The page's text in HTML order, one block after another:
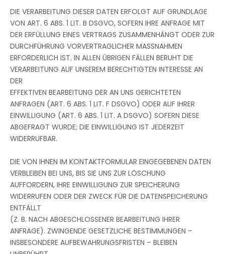
DIE VERARBEITUNG DIESER DATEN ERFOLGT AUF GRUNDLAGE
VON ART. 6 ABS. 1 LIT. B DSGVO, SOFERN IHRE ANFRAGE MIT
DER ERFÜLLUNG EINES VERTRAGS ZUSAMMENHÄNGT ODER ZUR
DURCHFÜHRUNG VORVERTRAGLICHER MASSNAHMEN
ERFORDERLICH IST. IN ALLEN ÜBRIGEN FÄLLEN BERUHT DIE
VERARBEITUNG AUF UNSEREM BERECHTIGTEN INTERESSE AN
DER
EFFEKTIVEN BEARBEITUNG DER AN UNS GERICHTETEN
ANFRAGEN (ART. 6 ABS. 1 LIT. F DSGVO) ODER AUF IHRER
EINWILLIGUNG (ART. 6 ABS. 1 LIT. A DSGVO) SOFERN DIESE
ABGEFRAGT WURDE; DIE EINWILLIGUNG IST JEDERZEIT
WIDERRUFBAR.
DIE VON IHNEN IM KONTAKTFORMULAR EINGEGEBENEN DATEN
VERBLEIBEN BEI UNS, BIS SIE UNS ZUR LÖSCHUNG
AUFFORDERN, IHRE EINWILLIGUNG ZUR SPEICHERUNG
WIDERRUFEN ODER DER ZWECK FÜR DIE DATENSPEICHERUNG
ENTFÄLLT
(Z. B. NACH ABGESCHLOSSENER BEARBEITUNG IHRER
ANFRAGE). ZWINGENDE GESETZLICHE BESTIMMUNGEN –
INSBESONDERE AUFBEWAHRUNGSFRISTEN – BLEIBEN